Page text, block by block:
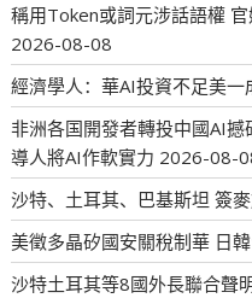
稱用Token或詞元涉話語權
2026-08-08
經濟學人：華AI投資不足美
非洲各国開發者轉投中國AI
導人將AI作軟實力 2026-08-
沙特、土耳其、巴基斯坦 簽
美徵多晶矽國安關稅制華 日
沙特土耳其等8國外長聯合